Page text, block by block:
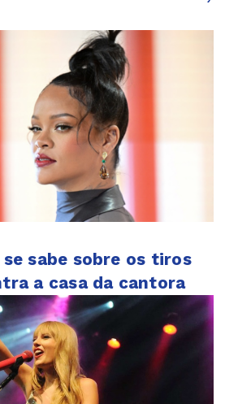
se sabe sobre os tiros
a casa da cantora